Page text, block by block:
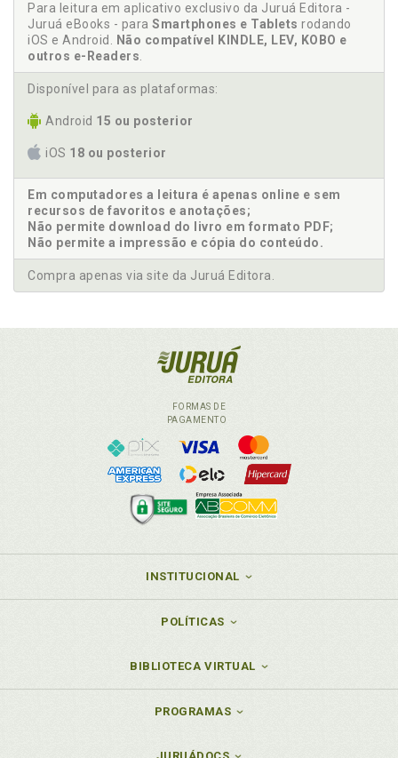
Para leitura em aplicativo exclusivo da Juruá Editora -
Juruá eBooks - para Smartphones e Tablets rodando
iOS e Android.
Não compatível KINDLE, LEV, KOBO e
outros e-Readers
Disponível para as plataformas:
Android 15 ou posterior
iOS 18 ou posterior
Em computadores a leitura é apenas online e sem
recursos de favoritos e anotações;
Não permite download do livro em formato PDF;
Não permite a impressão e cópia do conteúdo.
Compra apenas via site da Juruá Editora.
FORMAS DE
PAGAMENTO
INSTITUCIONAL
POLÍTICAS
BIBLIOTECA VIRTUAL
PROGRAMAS